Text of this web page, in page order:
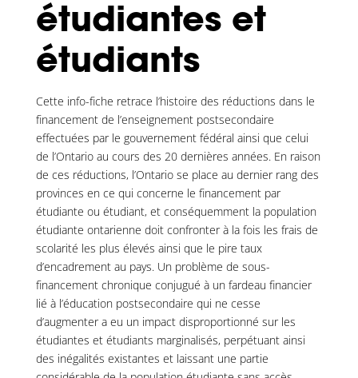
étudiantes et
étudiants
Cette info-fiche retrace l’histoire des réductions dans le
financement de l’enseignement postsecondaire
effectuées par le gouvernement fédéral ainsi que celui
de l’Ontario au cours des 20 dernières années. En raison
de ces réductions, l’Ontario se place au dernier rang des
provinces en ce qui concerne le financement par
étudiante ou étudiant, et conséquemment la population
étudiante ontarienne doit confronter à la fois les frais de
scolarité les plus élevés ainsi que le pire taux
d’encadrement au pays. Un problème de sous-
financement chronique conjugué à un fardeau financier
lié à l’éducation postsecondaire qui ne cesse
d’augmenter a eu un impact disproportionné sur les
étudiantes et étudiants marginalisés, perpétuant ainsi
des inégalités existantes et laissant une partie